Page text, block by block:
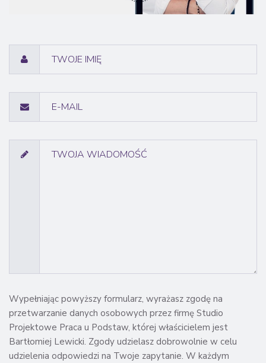
Wypełniając powyższy formularz, wyrażasz zgodę na
przetwarzanie danych osobowych przez firmę Studio
Projektowe Praca u Podstaw, której właścicielem jest
Bartłomiej Lewicki. Zgody udzielasz dobrowolnie w celu
udzielenia odpowiedzi na Twoje zapytanie. W każdym